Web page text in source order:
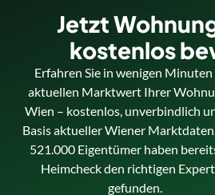
Jetzt
kostenlos
Erfahren Sie in wenigen Minuten
aktuellen Marktwert Ihrer
Wien – kostenlos, unverbindlich
Basis aktueller Wiener
521.000 Eigentümer haben
Heimcheck den richtigen
gefunden.